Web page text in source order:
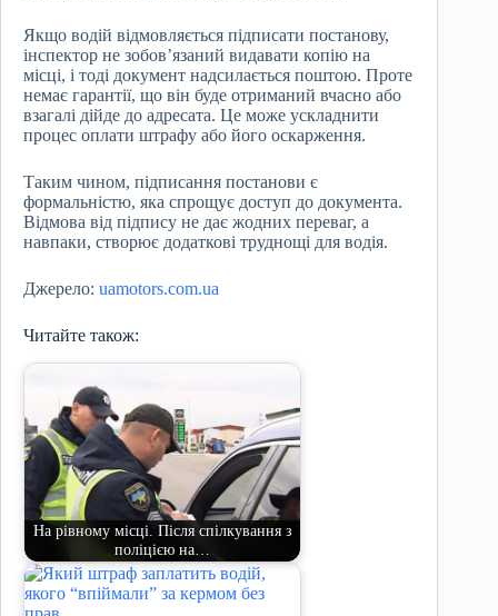
Якщо водій відмовляється підписати постанову,
інспектор не зобов’язаний видавати копію на
місці, і тоді документ надсилається поштою. Проте
немає гарантії, що він буде отриманий вчасно або
взагалі дійде до адресата. Це може ускладнити
процес оплати штрафу або його оскарження.
Таким чином, підписання постанови є
формальністю, яка спрощує доступ до документа.
Відмова від підпису не дає жодних переваг, а
навпаки, створює додаткові труднощі для водія.
Джерело: uamotors.com.ua
Читайте також:
На рівному місці. Після спілкування з
поліцією на…